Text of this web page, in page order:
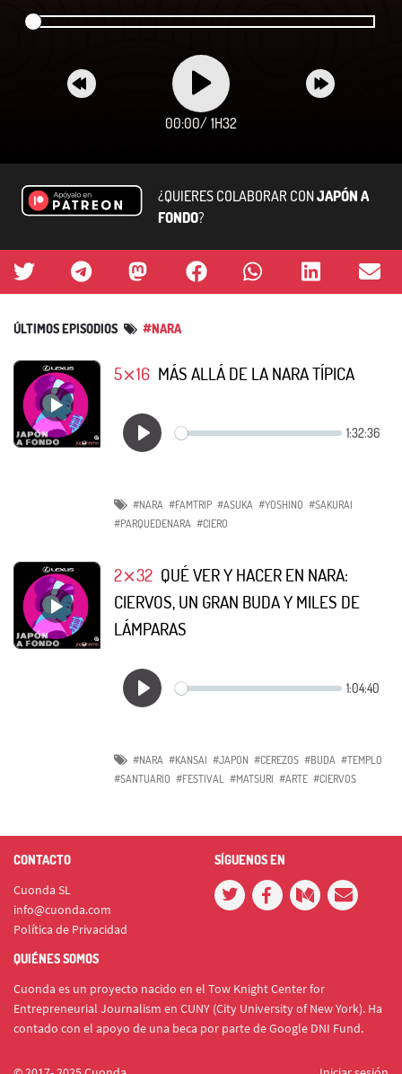
00:00/ 1H32
¿QUIERES COLABORAR CONJAPÓN A
FONDO?
ÚLTIMOS EPISODIOS #NARA
5⨯16 MÁS ALLÁ DE LA NARA TÍPICA
#NARA #FAMTRIP #ASUKA #YOSHINO #SAKURAI
#PARQUEDENARA #CIERO
2⨯32 QUÉ VER Y HACER EN NARA:
CIERVOS, UN GRAN BUDA Y MILES DE
LÁMPARAS
#NARA #KANSAI #JAPON #CEREZOS #BUDA #TEMPLO
#SANTUARIO #FESTIVAL #MATSURI #ARTE #CIERVOS
CONTACTO
Cuonda SL
info@cuonda.com
Política de Privacidad
SÍGUENOS EN
QUIÉNES SOMOS
Cuonda es un proyecto nacido en el Tow Knight Center for
Entrepreneurial Journalism en CUNY (City University of New York). Ha
contado con el apoyo de una beca por parte de Google DNI Fund.